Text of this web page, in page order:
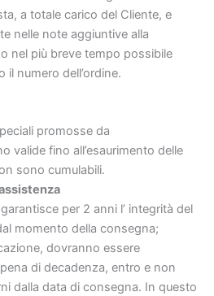
a totale carico del Cliente, e
nelle note aggiuntive alla
nel più breve tempo possibile
numero dell’ordine.
promosse da
valide fino all’esaurimento delle
sono cumulabili.
per 2 anni l’ integrità del
momento della consegna;
dovranno essere
di decadenza, entro e non
dalla data di consegna. In questo